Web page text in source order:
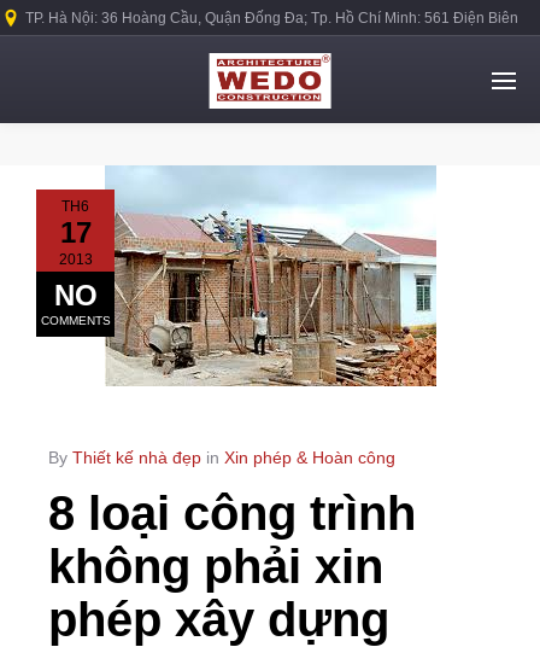
TP. Hà Nội: 36 Hoàng Cầu, Quận Đống Đa; Tp. Hồ Chí Minh: 561 Điện Biên
TH6
17
2013
NO
COMMENTS
By Thiết kế nhà đẹp in Xin phép & Hoàn công
8 loại công trình
không phải xin
phép xây dựng